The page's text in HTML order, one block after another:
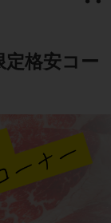
格安コー